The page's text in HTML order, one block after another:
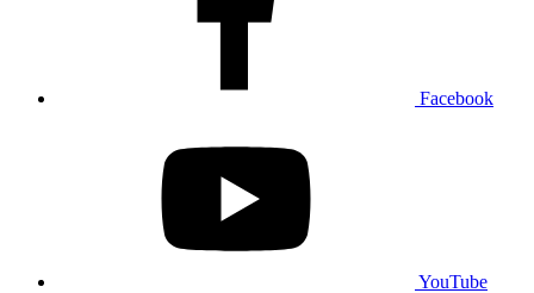
Facebook
YouTube